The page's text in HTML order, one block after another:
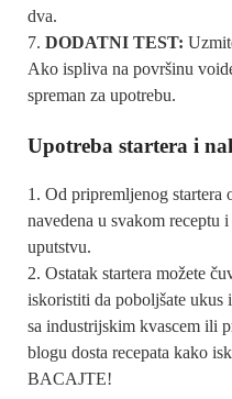
dva.
DODATNI TEST:
Ako ispliva na površinu
spreman za upotrebu.
Upotreba startera i
Od pripremljenog startera
navedena u svakom receptu
uputstvu.
Ostatak startera možete
iskoristiti da poboljšate ukus
sa industrijskim kvascem ili
blogu dosta recepata kako
BACAJTE!